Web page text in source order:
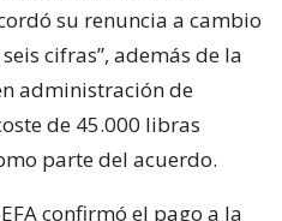
su renuncia a cambio
cifras”, además de la
administración de
de 45.000 libras
parte del acuerdo.
confirmó el pago a la